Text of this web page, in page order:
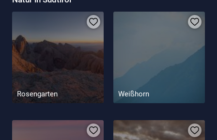
Oben angekommen, werden Sie über den beeindruckenden
Ausblick staunen: Im Süden ist die
Marmolata
zu erkennen – der höchste Berg der Dolomiten – und wenn Sie
den Blick weiter schweifen lassen, erblicken Sie den Piz Boè in
der Sellagruppe, die Puezgruppe und den Peitlerkofel.
Rosengarten Weißhorn